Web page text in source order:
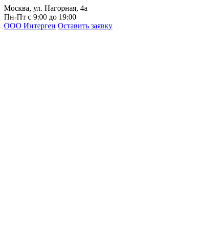
Москва, ул. Нагорная, 4а
Пн-Пт с 9:00 до 19:00
ООО Интерген Оставить заявку